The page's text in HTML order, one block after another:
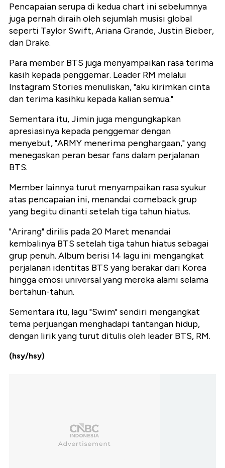
Pencapaian serupa di kedua chart ini sebelumnya
juga pernah diraih oleh sejumlah musisi global
seperti Taylor Swift, Ariana Grande, Justin Bieber,
dan Drake.
Para member BTS juga menyampaikan rasa terima
kasih kepada penggemar. Leader RM melalui
Instagram Stories menuliskan, "aku kirimkan cinta
dan terima kasihku kepada kalian semua."
Sementara itu, Jimin juga mengungkapkan
apresiasinya kepada penggemar dengan
menyebut, "ARMY menerima penghargaan," yang
menegaskan peran besar fans dalam perjalanan
BTS.
Member lainnya turut menyampaikan rasa syukur
atas pencapaian ini, menandai comeback grup
yang begitu dinanti setelah tiga tahun hiatus.
"Arirang" dirilis pada 20 Maret menandai
kembalinya BTS setelah tiga tahun hiatus sebagai
grup penuh. Album berisi 14 lagu ini mengangkat
perjalanan identitas BTS yang berakar dari Korea
hingga emosi universal yang mereka alami selama
bertahun-tahun.
Sementara itu, lagu "Swim" sendiri mengangkat
tema perjuangan menghadapi tantangan hidup,
dengan lirik yang turut ditulis oleh leader BTS, RM.
(hsy/hsy)